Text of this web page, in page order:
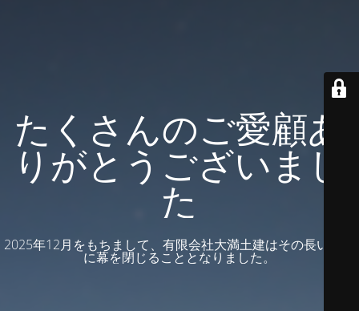
たくさんのご愛顧あ
りがとうございまし
た
2025年12月をもちまして、有限会社大満土建はその長い歴史
に幕を閉じることとなりました。